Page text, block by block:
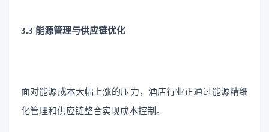
3.3 能源管理与供应链优化
面对能源成本大幅上涨的压力，酒店行业正通过能源精细
化管理和供应链整合实现成本控制。